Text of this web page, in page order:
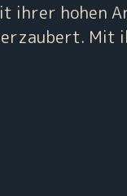
ihrer hohen
Mit